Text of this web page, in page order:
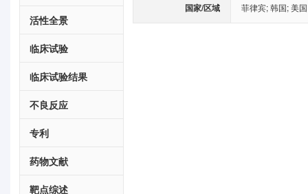
活性全景
临床试验
临床试验结果
不良反应
专利
药物文献
靶点综述
国家/区域 菲律宾;韩国;美国